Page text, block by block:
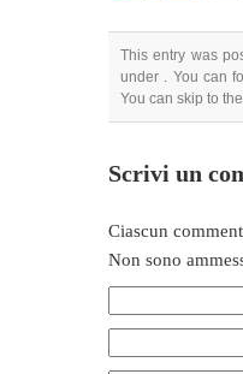
This entry was
under . You can
You can skip to
Scrivi un
Ciascun
Non sono